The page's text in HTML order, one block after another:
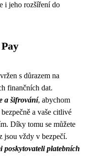
i jeho rozšíření do
s důrazem na
finančních dat.
a šifrování, abychom
a vaše citlivé
Díky tomu se můžete
jsou vždy v bezpečí.
poskytovateli platebních